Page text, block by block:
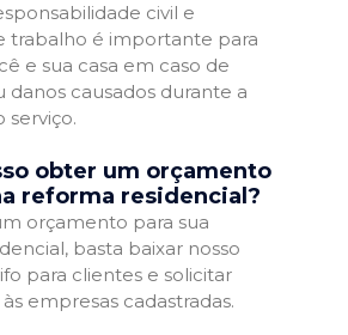
civil e
trabalho é importante para
e sua casa em caso de
danos causados durante a
serviço.
obter um orçamento
reforma residencial?
orçamento para sua
basta baixar nosso
para clientes e solicitar
empresas cadastradas.